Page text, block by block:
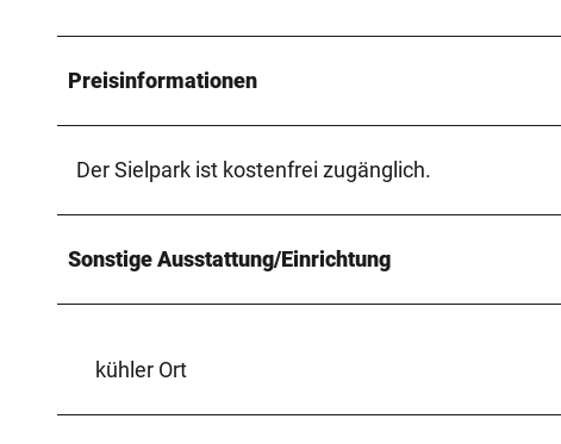
Preisinformationen
Der Sielpark ist kostenfrei zugänglich.
Sonstige Ausstattung/Einrichtung
kühler Ort